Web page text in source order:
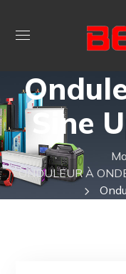
Sine
ONDULEUR À